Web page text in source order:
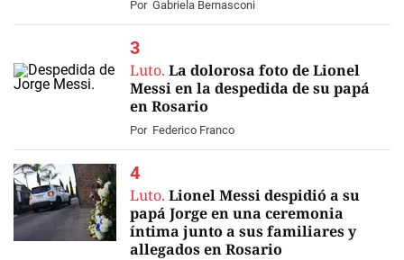
Por Gabriela Bernasconi
Luto. La dolorosa foto de Lionel
Messi en la despedida de su papá
en Rosario
Por Federico Franco
Luto. Lionel Messi despidió a su
papá Jorge en una ceremonia
íntima junto a sus familiares y
allegados en Rosario